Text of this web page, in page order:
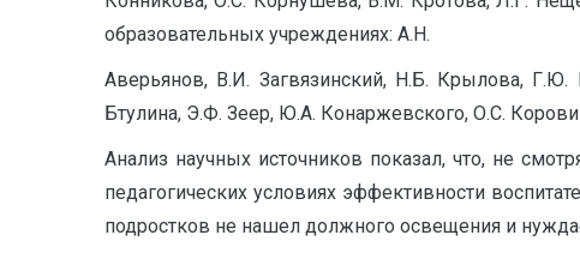
образовательных учреждениях: А.Н.
Аверьянов, В.И. Загвязинский, Н.Б. Крылова, Г.Ю.
Бтулина, Э.Ф. Зеер, Ю.А. Конаржевского, О.С.
Анализ научных источников показал, что, не
педагогических условиях эффективности
подростков не нашел должного освещения и